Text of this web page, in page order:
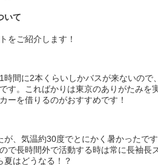
いて
をご紹介します！
時間に2本くらいしかバスが来ないので
す。こればかりは東京のありがたみを
ーを借りるのがおすすめです！
が、気温約30度でとにかく暑かったで
で長時間外で活動する時は常に長袖長
夏はどうなる！？